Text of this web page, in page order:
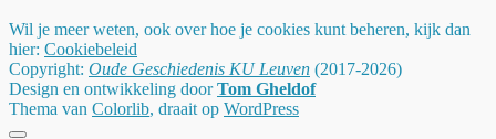
Wil je meer weten, ook over hoe je cookies kunt beheren, kijk dan
hier: Cookiebeleid
Copyright: Oude Geschiedenis KU Leuven (2017-2026)
Design en ontwikkeling doorTom Gheldof
Thema van Colorlib, draait op WordPress